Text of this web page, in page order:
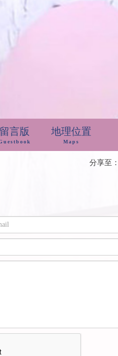
留言版 地理位置
Maps
分享至：